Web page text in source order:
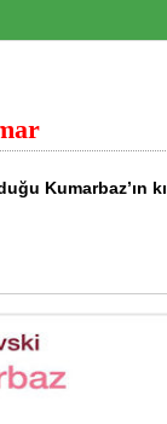
Kumarbaz’ın